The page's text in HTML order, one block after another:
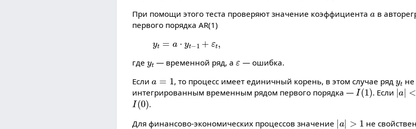
При помощи этого теста проверяют значение коэффициента
в
первого порядка AR(1)
где — временной ряд, а
— ошибка.
Если
, то процесс имеет единичный корень, в этом случае ряд
не
интегрированным временным рядом первого порядка —
I(1)
. Если
|a|
I(0)
.
Для финансово-экономических процессов значение
| a
не